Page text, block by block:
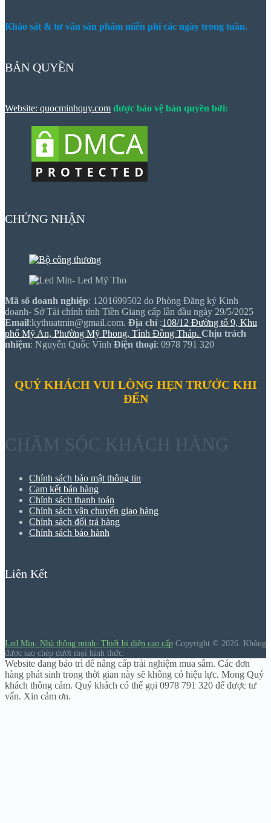
Khảo sát & tư vấn sản phẩm miễn phí các ngày trong tuần.
BẢN QUYỀN
Website: quocminhquy.com được bảo vệ bản quyền bởi:
CHỨNG NHẬN
Mã số doanh nghiệp: 1201699502 do Phòng Đăng ký Kinh
doanh- Sở Tài chính tỉnh Tiền Giang cấp lần đầu ngày 29/5/2025
Email:kythuatmin@gmail.com. Địa chỉ :108/12 Đường tổ 9, Khu
phố Mỹ An, Phường Mỹ Phong, Tỉnh Đồng Tháp. Chịu trách
nhiệm: Nguyễn Quốc Vĩnh Điện thoại: 0978 791 320
QUÝ KHÁCH VUI LÒNG HẸN TRƯỚC KHI
ĐẾN
CHĂM SÓC KHÁCH HÀNG
Chính sách bảo mật thông tin
Cam kết bán hàng
Chính sách thanh toán
Chính sách vận chuyển giao hàng
Chính sách đổi trả hàng
Chính sách bảo hành
Liên Kết
Led Min- Nhà thông minh- Thiết bị điện cao cấp Copyright © 2026. Không
được sao chép dưới mọi hình thức.
Website đang bảo trì để nâng cấp trải nghiệm mua sắm. Các đơn
hàng phát sinh trong thời gian này sẽ không có hiệu lực. Mong Quý
khách thông cảm. Quý khách có thể gọi 0978 791 320 để được tư
vấn. Xin cảm ơn.